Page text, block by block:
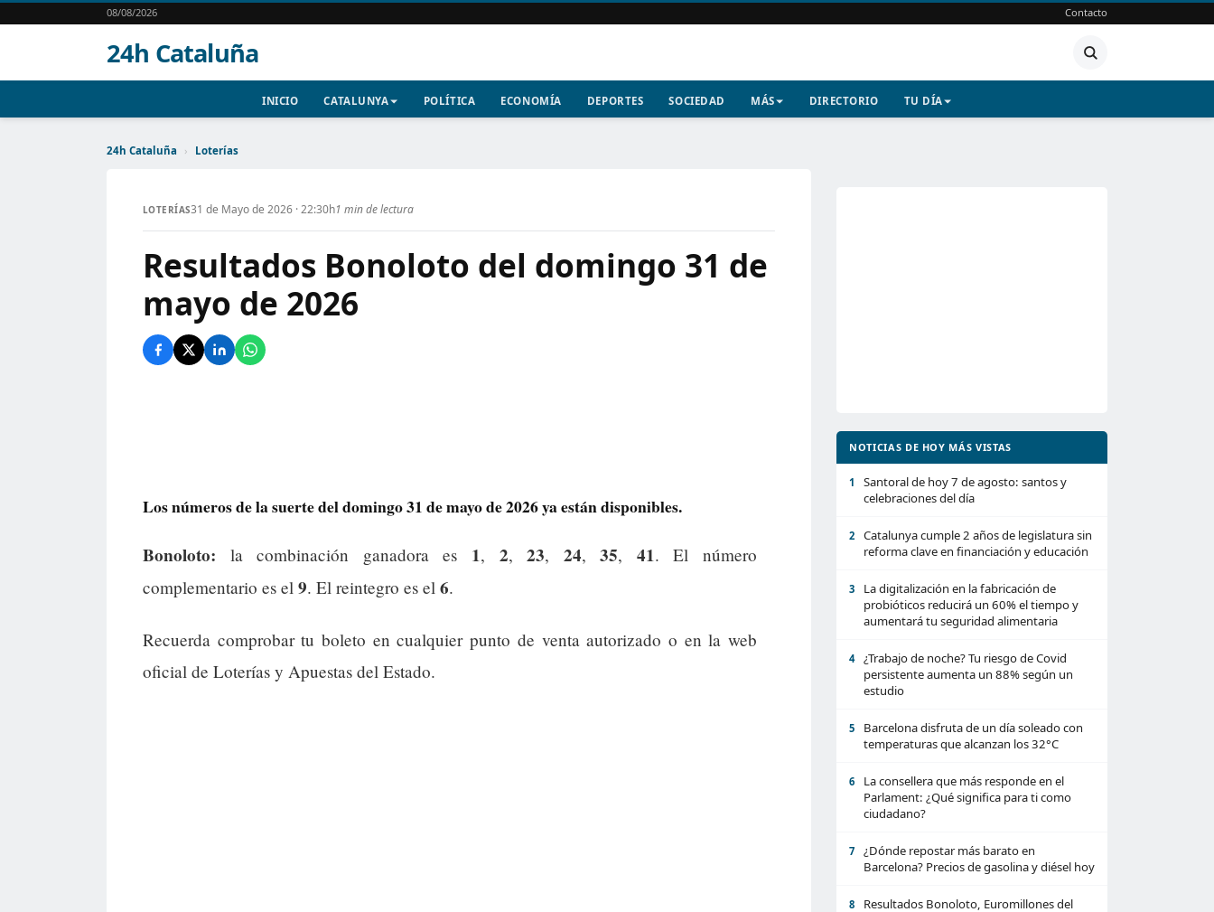
08/08/2026 Contacto
24h Cataluña
INICIO CATALUNYA POLÍTICA ECONOMÍA DEPORTES SOCIEDAD MÁS DIRECTORIO TU DÍA
24h Cataluña › Loterías
LOTERÍAS31 de Mayo de 2026 · 22:30h1 min de lectura
Resultados Bonoloto del domingo 31 de
mayo de 2026
Los números de la suerte del domingo 31 de mayo de 2026 ya están disponibles.
Bonoloto: la combinación ganadora es 1, 2,23, 24,35, 41. El número
complementario es el 9. El reintegro es el 6.
Recuerda comprobar tu boleto en cualquier punto de venta autorizado o en la web
oficial de Loterías y Apuestas del Estado.
NOTICIAS DE HOY MÁS VISTAS
1
Santoral de hoy 7 de agosto: santos y
celebraciones del día
2
Catalunya cumple 2 años de legislatura sin
reforma clave en financiación y educación
3
La digitalización en la fabricación de
probióticos reducirá un 60% el tiempo y
aumentará tu seguridad alimentaria
4
¿Trabajo de noche? Tu riesgo de Covid
persistente aumenta un 88% según un
estudio
5
Barcelona disfruta de un día soleado con
temperaturas que alcanzan los 32°C
6
La consellera que más responde en el
Parlament: ¿Qué significa para ti como
ciudadano?
7
¿Dónde repostar más barato en
Barcelona? Precios de gasolina y diésel hoy
8
Resultados Bonoloto, Euromillones del